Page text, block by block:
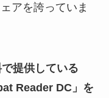
アを誇っていま
提供している
Reader DC」を